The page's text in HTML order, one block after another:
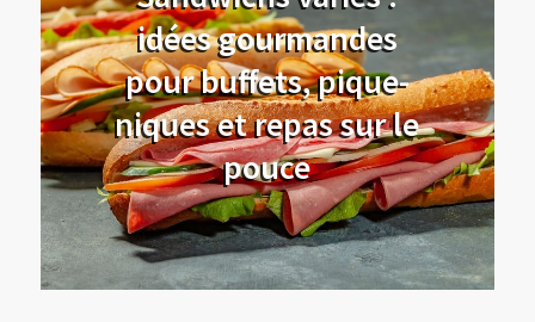
idées gourmandes
pour buffets, pique-
niques et repas sur le
pouce